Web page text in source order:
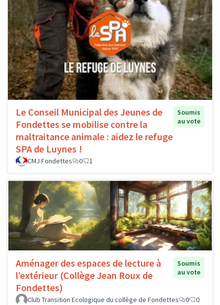
Le Conseil Municipal des Jeunes de
Fondettes se mobilise contre la
maltraitance animale : aidez le refuge
SPA de Luynes !
Soumis
au vote
CMJ Fondettes 0 1
Aménager des espaces de lecture à
l’extérieur (Collège Jean Roux de
Fondettes)
Soumis
au vote
Club Transition Ecologique du collège de Fondettes 0 0